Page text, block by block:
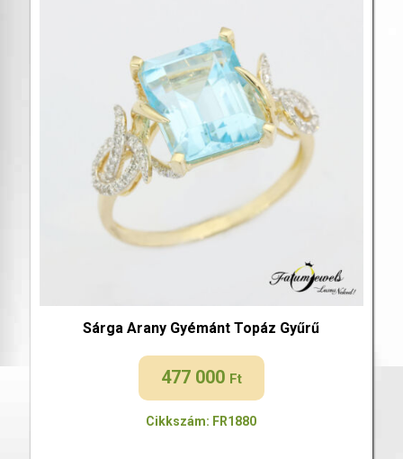
Sárga Arany Gyémánt Topáz Gyűrű
477 000 Ft
Cikkszám: FR1880